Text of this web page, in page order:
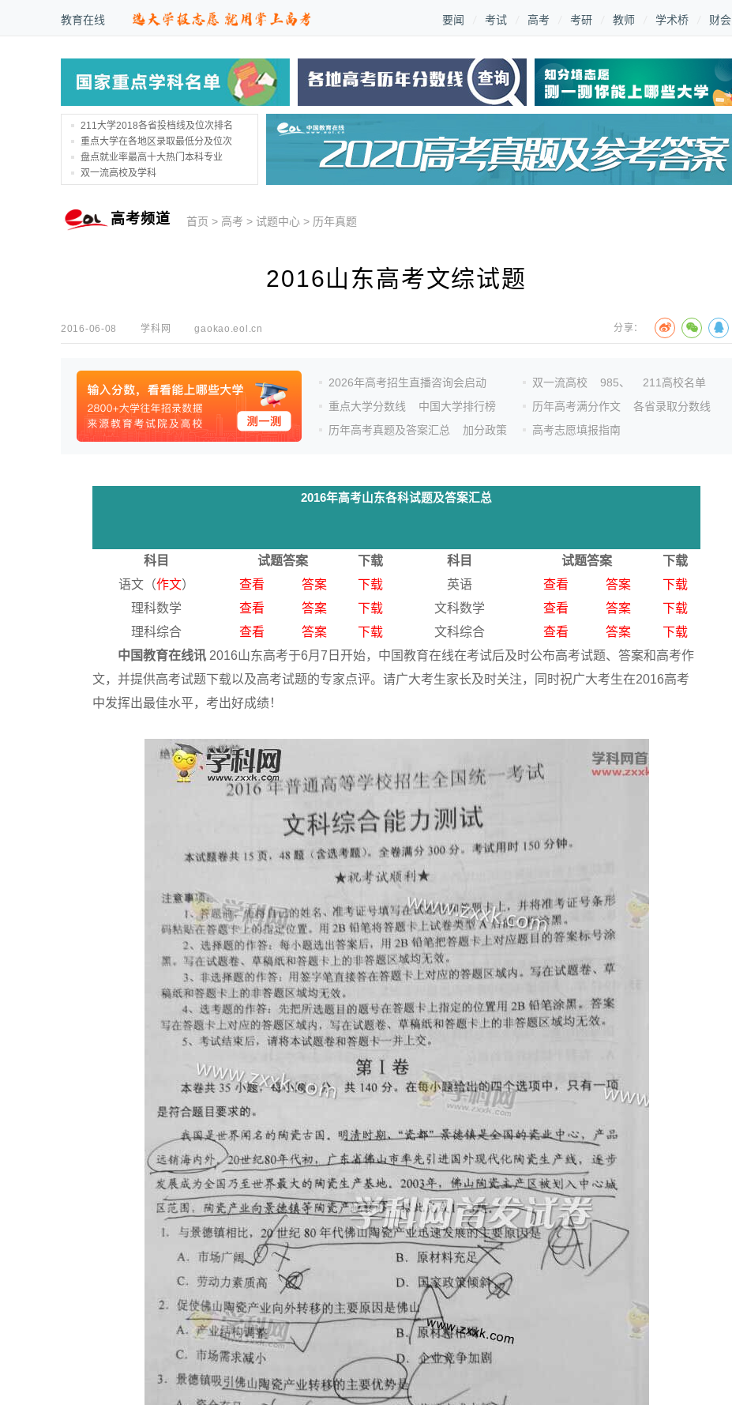
教育在线 要闻 考试 高考 考研 教师 学术桥 财会
211大学2018各省投档线及位次排名
重点大学在各地区录取最低分及位次
盘点就业率最高十大热门本科专业
双一流高校及学科
高考频道 首页 > 高考 >试题中心 > 历年真题
2016山东高考文综试题
2016-06-08 学科网 gaokao.eol.cn 分享：
2026年高考招生直播咨询会启动
重点大学分数线
中国大学排行榜
历年高考真题及答案汇总
加分政策
双一流高校 985、
211高校名单
历年高考满分作文
各省录取分数线
高考志愿填报指南
2016年高考山东各科试题及答案汇总
科目 试题答案 下载 科目 试题答案
下载
语文（作文） 查看 答案 下载 英语 查看 答案
下载
理科数学
查看 答案 下载 文科数学 查看 答案
下载
理科综合
查看 答案 下载 文科综合 查看 答案
下载
中国教育在线讯 2016山东高考于6月7日开始，中国教育在线在考试后及时公布高考试题、答案和高考作
文，并提供高考试题下载以及高考试题的专家点评。请广大考生家长及时关注，同时祝广大考生在2016高考
中发挥出最佳水平，考出好成绩！